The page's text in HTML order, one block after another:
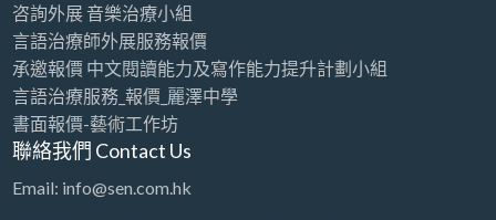
咨詢外展 音樂治療小組
言語治療師外展服務報價
承邀報價 中文閱讀能力及寫作能力提升計劃小組
言語治療服務_報價_麗澤中學
書面報價-藝術工作坊
聯絡我們 Contact Us
Email: info@sen.com.hk